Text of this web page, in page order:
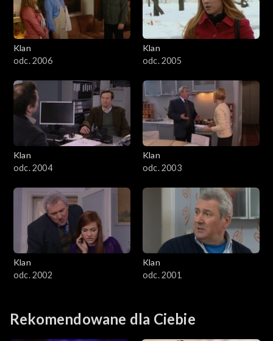
Klan
odc. 2006
Klan
odc. 2005
Klan
odc. 2004
Klan
odc. 2003
Klan
odc. 2002
Klan
odc. 2001
Rekomendowane dla Ciebie